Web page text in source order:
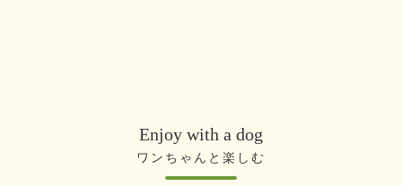
Enjoy with a dog
ワンちゃんと楽しむ